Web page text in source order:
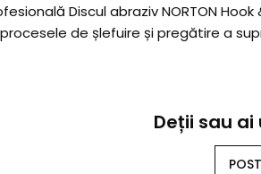
Discul abraziv NORTON
de șlefuire și pregătire a
Deții sau